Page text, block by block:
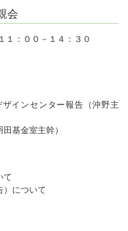
会
１：００－１４：３０
インセンター報告（沖野主
基金室主幹）
て
）について